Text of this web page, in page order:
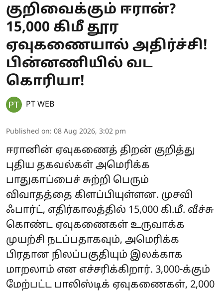
குறிவைக்கும் ஈரான்?
15,000 கிமீ தூர
ஏவுகணையால் அதிர்ச்சி!
பின்னணியில் வட
கொரியா!
PT WEB
Published on: 08 Aug 2026, 3:02 pm
ஈரானின் ஏவுகணைத் திறன் குறித்து
புதிய தகவல்கள் அமெரிக்க
பாதுகாப்பைச் சுற்றி பெரும்
விவாதத்தை கிளப்பியுள்ளன. முசவி
ஃபார்ட், எதிர்காலத்தில் 15,000 கி.மீ. வீச்சு
கொண்ட ஏவுகணைகள் உருவாக்க
முயற்சி நடப்பதாகவும், அமெரிக்க
பிரதான நிலப்பகுதியும் இலக்காக
மாறலாம் என எச்சரிக்கிறார். 3,000-க்கும்
மேற்பட்ட பாலிஸ்டிக் ஏவுகணைகள், 2,000